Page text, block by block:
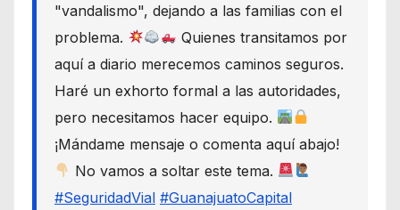
"vandalismo", dejando a las familias con el
problema.
Quienes transitamos por
aquí a diario merecemos caminos seguros.
Haré un exhorto formal a las autoridades,
pero necesitamos hacer equipo.
¡Mándame mensaje o comenta aquí abajo!
No vamos a soltar este tema.
#SeguridadVial #GuanajuatoCapital